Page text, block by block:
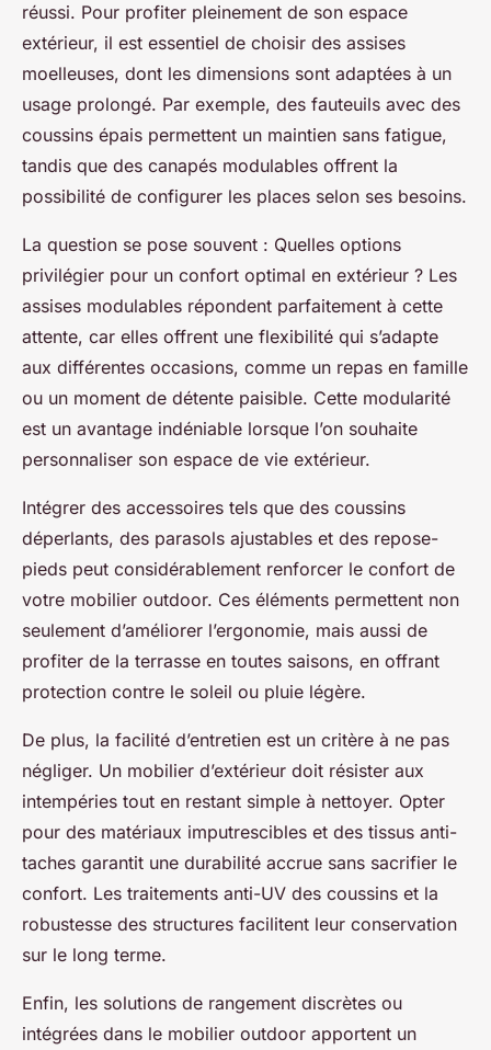
réussi. Pour profiter pleinement de son espace
extérieur, il est essentiel de choisir des assises
moelleuses, dont les dimensions sont adaptées à un
usage prolongé. Par exemple, des fauteuils avec des
coussins épais permettent un maintien sans fatigue,
tandis que des canapés modulables offrent la
possibilité de configurer les places selon ses besoins.
La question se pose souvent : Quelles options
privilégier pour un confort optimal en extérieur ? Les
assises modulables répondent parfaitement à cette
attente, car elles offrent une flexibilité qui s’adapte
aux différentes occasions, comme un repas en famille
ou un moment de détente paisible. Cette modularité
est un avantage indéniable lorsque l’on souhaite
personnaliser son espace de vie extérieur.
Intégrer des accessoires tels que des coussins
déperlants, des parasols ajustables et des repose-
pieds peut considérablement renforcer le confort de
votre mobilier outdoor. Ces éléments permettent non
seulement d’améliorer l’ergonomie, mais aussi de
profiter de la terrasse en toutes saisons, en offrant
protection contre le soleil ou pluie légère.
De plus, la facilité d’entretien est un critère à ne pas
négliger. Un mobilier d’extérieur doit résister aux
intempéries tout en restant simple à nettoyer. Opter
pour des matériaux imputrescibles et des tissus anti-
taches garantit une durabilité accrue sans sacrifier le
confort. Les traitements anti-UV des coussins et la
robustesse des structures facilitent leur conservation
sur le long terme.
Enfin, les solutions de rangement discrètes ou
intégrées dans le mobilier outdoor apportent un